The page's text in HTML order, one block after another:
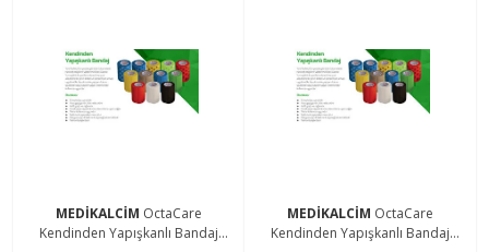
MEDİKALCİM OctaCare
Kendinden Yapışkanlı Bandaj
MEDİKALCİM OctaCare
Kendinden Yapışkanlı Bandaj